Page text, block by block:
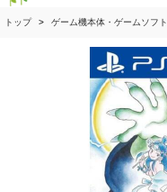
トップ ゲーム機本体・ゲームソフト